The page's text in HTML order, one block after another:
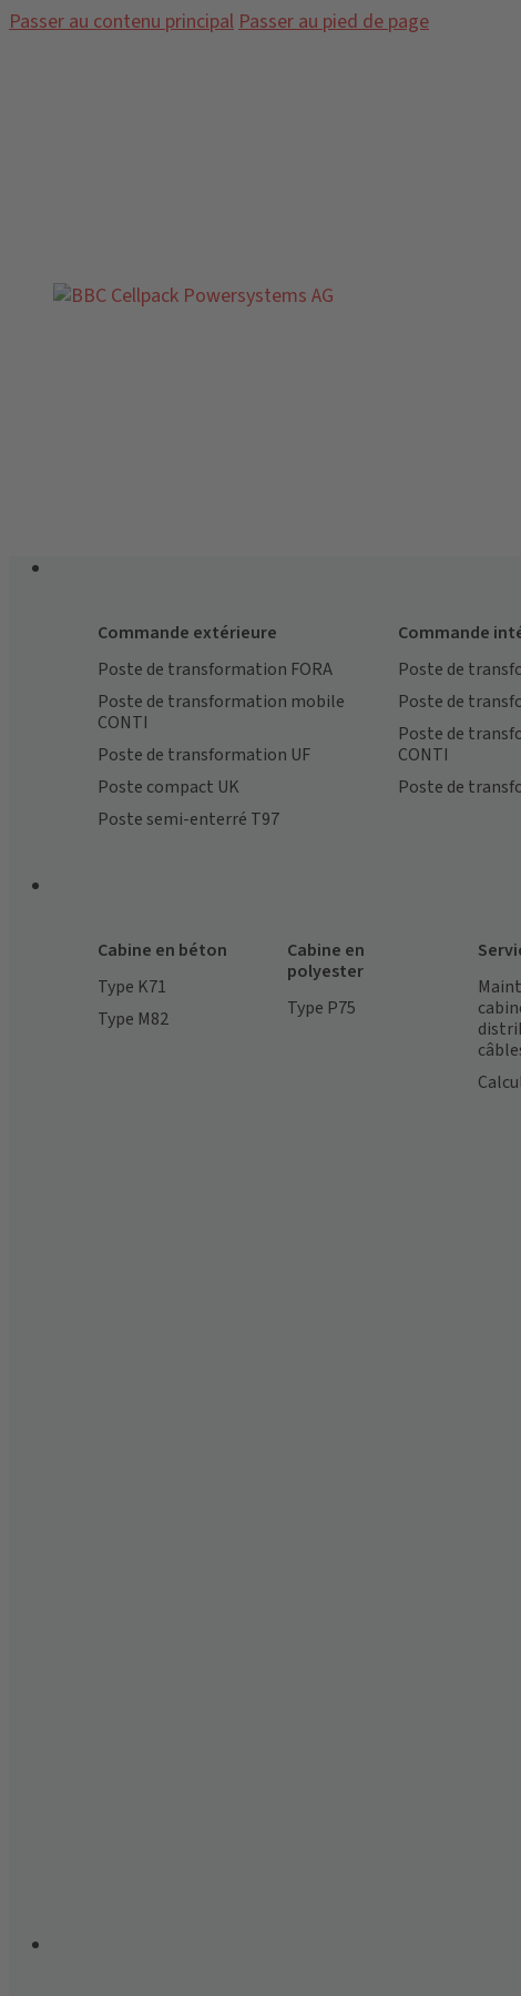
Passer au contenu principalPasser au pied de page
Commande extérieure
Poste de transformation FORA
Poste de transformation mobile
CONTI
Poste de transformation UF
Poste compact UK
Poste semi-enterré T97
Commande
Poste de
Poste de
Poste de
CONTI
Poste de
Cabine en béton
Type K71
Type M82
Cabine en
polyester
Type P75